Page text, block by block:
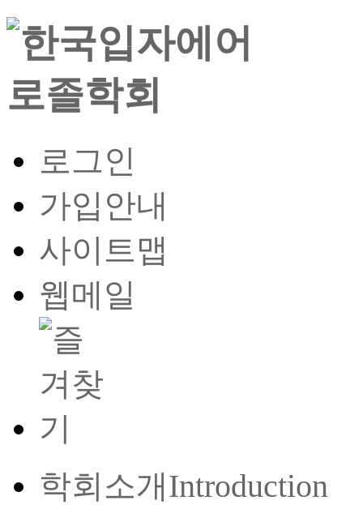
로그인
가입안내
사이트맵
웹메일
학회소개Introduction